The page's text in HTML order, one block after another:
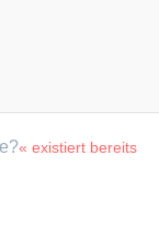
« existiert bereits